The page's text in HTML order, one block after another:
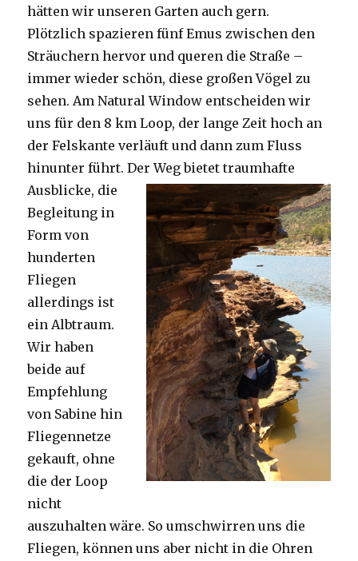
hätten wir unseren Garten auch gern.
Plötzlich spazieren fünf Emus zwischen den
Sträuchern hervor und queren die Straße –
immer wieder schön, diese großen Vögel zu
sehen. Am Natural Window entscheiden wir
uns für den 8 km Loop, der lange Zeit hoch an
der Felskante verläuft und dann zum Fluss
hinunter führt. Der Weg bietet traumhafte
Ausblicke, die
Begleitung in
Form von
hunderten
Fliegen
allerdings ist
ein Albtraum.
Wir haben
beide auf
Empfehlung
von Sabine hin
Fliegennetze
gekauft, ohne
die der Loop
nicht
auszuhalten wäre. So umschwirren uns die
Fliegen, können uns aber nicht in die Ohren